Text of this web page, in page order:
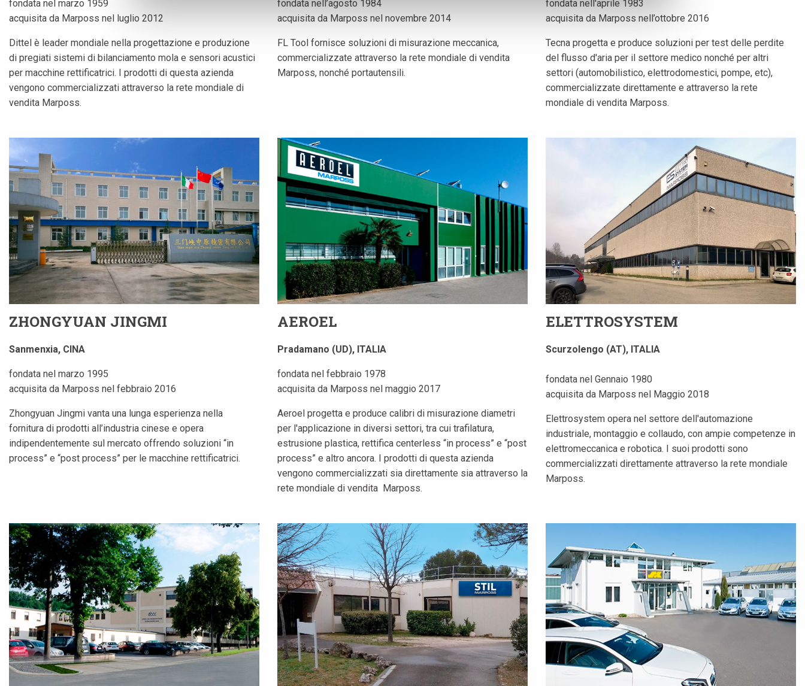
fondata nel marzo 1959
acquisita da Marposs nel luglio 2012
Dittel è leader mondiale nella progettazione e produzione
di pregiati sistemi di bilanciamento mola e sensori acustici
per macchine rettificatrici. I prodotti di questa azienda
vengono commercializzati attraverso la rete mondiale di
vendita Marposs.
fondata nell’agosto 1984
acquisita da Marposs nel novembre 2014
FL Tool fornisce soluzioni di misurazione meccanica,
commercializzate attraverso la rete mondiale di vendita
Marposs, nonché portautensili.
fondata nell'aprile 1983
acquisita da Marposs nell’ottobre 2016
Tecna progetta e produce soluzioni per test delle perdite
del flusso d'aria per il settore medico nonché per altri
settori (automobilistico, elettrodomestici, pompe, etc),
commercializzate direttamente e attraverso la rete
mondiale di vendita Marposs.
ZHONGYUAN JINGMI
Sanmenxia, CINA
fondata nel marzo 1995
acquisita da Marposs nel febbraio 2016
Zhongyuan Jingmi vanta una lunga esperienza nella
fornitura di prodotti all’industria cinese e opera
indipendentemente sul mercato offrendo soluzioni “in
process” e “post process” per le macchine rettificatrici.
AEROEL
Pradamano (UD), ITALIA
fondata nel febbraio 1978
acquisita da Marposs nel maggio 2017
Aeroel progetta e produce calibri di misurazione diametri
per l'applicazione in diversi settori, tra cui trafilatura,
estrusione plastica, rettifica centerless “in process” e “post
process” e altro ancora. I prodotti di questa azienda
vengono commercializzati sia direttamente sia attraverso la
rete mondiale di vendita Marposs.
ELETTROSYSTEM
Scurzolengo (AT), ITALIA
fondata nel Gennaio 1980
acquisita da Marposs nel Maggio 2018
Elettrosystem opera nel settore dell'automazione
industriale, montaggio e collaudo, con ampie competenze in
elettromeccanica e robotica. I suoi prodotti sono
commercializzati direttamente attraverso la rete mondiale
Marposs.